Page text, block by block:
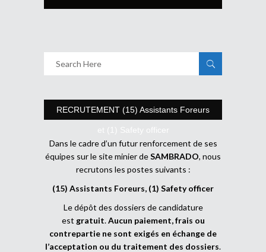
RECRUTEMENT (15) Assistants Foreurs
et (1) Safety officer
Dans le cadre d’un futur renforcement de ses
équipes sur le site minier deSAMBRADO, nous
recrutons les postes suivants :
(15) Assistants Foreurs, (1) Safety officer
Le dépôt des dossiers de candidature
est gratuit.Aucun paiement, frais ou
contrepartie ne sont exigés en échange de
l’acceptation ou du traitement des dossiers.